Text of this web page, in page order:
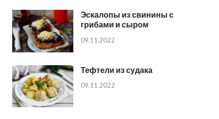
Эскалопы из свинины с
грибами и сыром
09.11.2022
Тефтели из судака
09.11.2022